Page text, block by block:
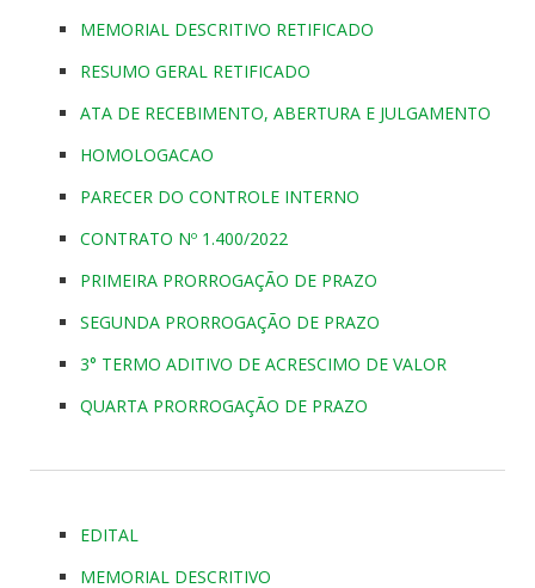
MEMORIAL DESCRITIVO RETIFICADO
RESUMO GERAL RETIFICADO
ATA DE RECEBIMENTO, ABERTURA E JULGAMENTO
HOMOLOGACAO
PARECER DO CONTROLE INTERNO
CONTRATO Nº 1.400/2022
PRIMEIRA PRORROGAÇÃO DE PRAZO
SEGUNDA PRORROGAÇÃO DE PRAZO
3° TERMO ADITIVO DE ACRESCIMO DE VALOR
QUARTA PRORROGAÇÃO DE PRAZO
EDITAL
MEMORIAL DESCRITIVO